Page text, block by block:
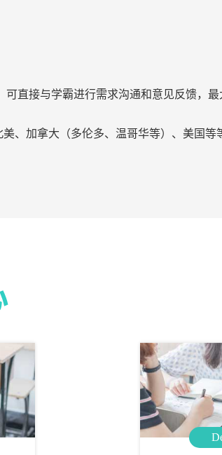
直接与学霸进行需求沟通和意见反馈，最
、加拿大（多伦多、温哥华等）、美国等